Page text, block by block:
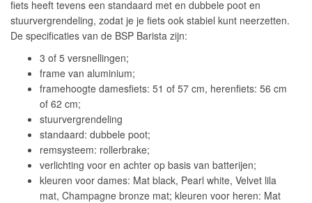
fiets heeft tevens een standaard met en dubbele poot en
stuurvergrendeling, zodat je je fiets ook stabiel kunt neerzetten.
De specificaties van de BSP Barista zijn:
3 of 5 versnellingen;
frame van aluminium;
framehoogte damesfiets: 51 of 57 cm, herenfiets: 56 cm
of 62 cm;
stuurvergrendeling
standaard: dubbele poot;
remsysteem: rollerbrake;
verlichting voor en achter op basis van batterijen;
kleuren voor dames: Mat black, Pearl white, Velvet lila
mat, Champagne bronze mat; kleuren voor heren: Mat